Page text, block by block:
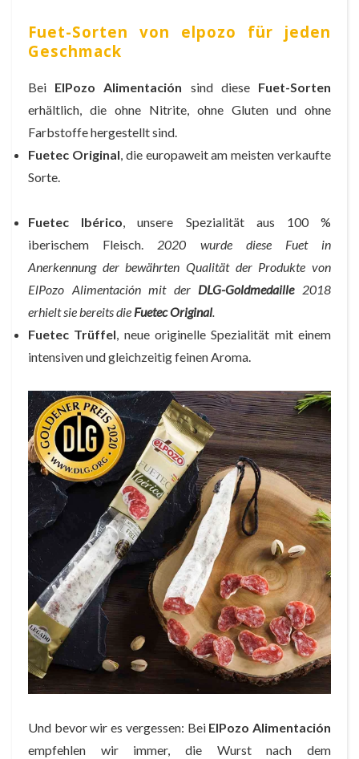
Fuet-Sorten von elpozo für jeden
Geschmack
Bei ElPozo Alimentación sind diese Fuet-Sorten
erhältlich, die ohne Nitrite, ohne Gluten und ohne
Farbstoffe hergestellt sind.
Fuetec Original, die europaweit am meisten verkaufte
Sorte.
Fuetec Ibérico, unsere Spezialität aus 100 %
iberischem Fleisch. 2020 wurde diese Fuet in
Anerkennung der bewährten Qualität der Produkte von
ElPozo Alimentaciónmit der DLG-Goldmedaille2018
erhielt sie bereits die Fuetec Original.
Fuetec Trüffel, neue originelle Spezialität mit einem
intensiven und gleichzeitig feinen Aroma.
Und bevor wir es vergessen: Bei ElPozo Alimentación
empfehlen wir immer, die Wurst nach dem